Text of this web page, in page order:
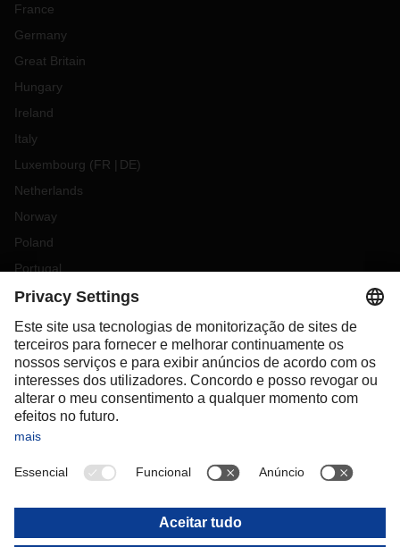
France
Germany
Great Britain
Hungary
Ireland
Italy
Luxembourg (FR DE)
Netherlands
Norway
Poland
Portugal
Romania
Slovakia
Spain
Sweden
Switzerland(DE FR)
Turkey
OCEANIA